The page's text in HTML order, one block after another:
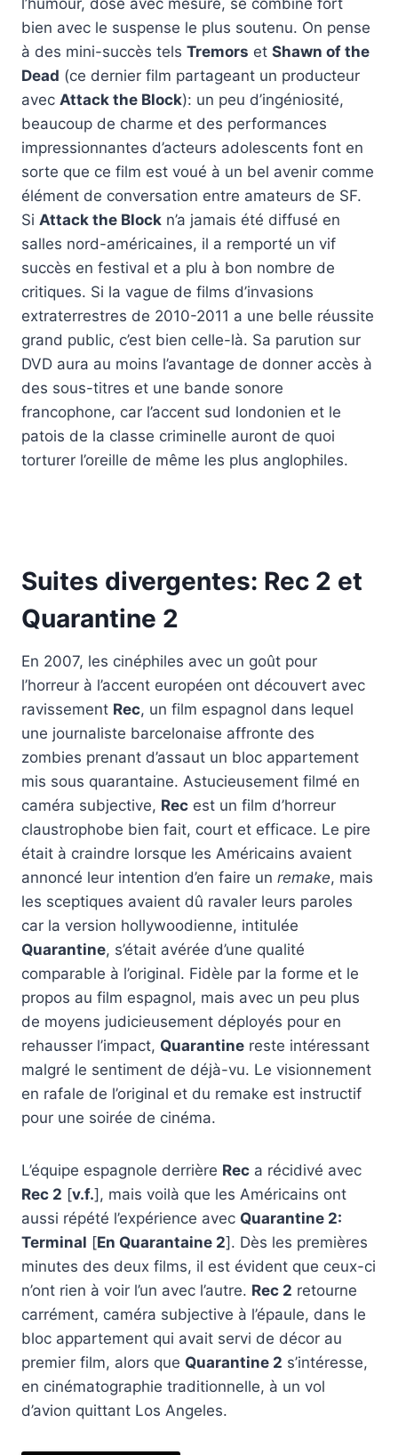
l’humour, dosé avec mesure, se combine fort
bien avec le suspense le plus soutenu. On pense
à des mini-succès tels Tremors et Shawn of the
Dead (ce dernier film partageant un producteur
avec Attack the Block): un peu d’ingéniosité,
beaucoup de charme et des performances
impressionnantes d’acteurs adolescents font en
sorte que ce film est voué à un bel avenir comme
élément de conversation entre amateurs de SF.
Si Attack the Block n’a jamais été diffusé en
salles nord-américaines, il a remporté un vif
succès en festival et a plu à bon nombre de
critiques. Si la vague de films d’invasions
extraterrestres de 2010-2011 a une belle réussite
grand public, c’est bien celle-là. Sa parution sur
DVD aura au moins l’avantage de donner accès à
des sous-titres et une bande sonore
francophone, car l’accent sud londonien et le
patois de la classe criminelle auront de quoi
torturer l’oreille de même les plus anglophiles.
Suites divergentes: Rec 2 et
Quarantine 2
En 2007, les cinéphiles avec un goût pour
l’horreur à l’accent européen ont découvert avec
ravissement Rec, un film espagnol dans lequel
une journaliste barcelonaise affronte des
zombies prenant d’assaut un bloc appartement
mis sous quarantaine. Astucieusement filmé en
caméra subjective, Rec est un film d’horreur
claustrophobe bien fait, court et efficace. Le pire
était à craindre lorsque les Américains avaient
annoncé leur intention d’en faire un remake, mais
les sceptiques avaient dû ravaler leurs paroles
car la version hollywoodienne, intitulée
Quarantine, s’était avérée d’une qualité
comparable à l’original. Fidèle par la forme et le
propos au film espagnol, mais avec un peu plus
de moyens judicieusement déployés pour en
rehausser l’impact, Quarantine reste intéressant
malgré le sentiment de déjà-vu. Le visionnement
en rafale de l’original et du remake est instructif
pour une soirée de cinéma.
L’équipe espagnole derrière Rec a récidivé avec
Rec 2 [v.f.], mais voilà que les Américains ont
aussi répété l’expérience avec Quarantine 2:
Terminal [En Quarantaine 2]. Dès les premières
minutes des deux films, il est évident que ceux-ci
n’ont rien à voir l’un avec l’autre. Rec 2 retourne
carrément, caméra subjective à l’épaule, dans le
bloc appartement qui avait servi de décor au
premier film, alors que Quarantine 2 s’intéresse,
en cinématographie traditionnelle, à un vol
d’avion quittant Los Angeles.